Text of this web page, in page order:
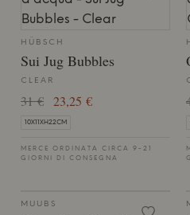
HÜBSCH
Sui Jug Bubbles
CLEAR
31 € 23,25 €
10X11XH22CM
MERCE ORDINATA CIRCA 9-21
GIORNI DI CONSEGNA
MUUBS